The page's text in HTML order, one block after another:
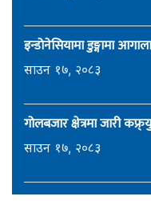
इन्डोनेसियामा डुङ्गामा
साउन १७, २०८३
गोलबजार क्षेत्रमा जारी
साउन १७, २०८३